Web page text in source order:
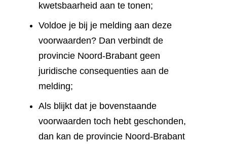
kwetsbaarheid aan te tonen;
Voldoe je bij je melding aan deze
voorwaarden? Dan verbindt de
provincie Noord-Brabant geen
juridische consequenties aan de
melding;
Als blijkt dat je bovenstaande
voorwaarden toch hebt geschonden,
dan kan de provincie Noord-Brabant